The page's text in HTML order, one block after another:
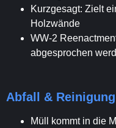
Kurzgesagt: Zielt
Holzwände
WW-2
abgesprochen
Abfall &
Müll kommt in die